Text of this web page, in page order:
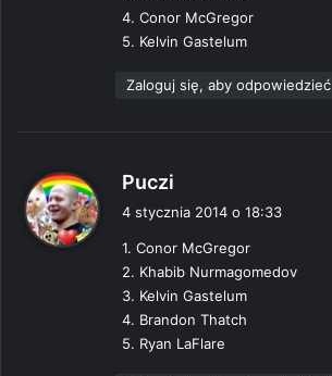
4. Conor McGregor
5. Kelvin Gastelum
Zaloguj się, aby odpowiedzieć
Puczi
z
e
:
4 stycznia 2014 o 18:33
1. Conor McGregor
2. Khabib Nurmagomedov
3. Kelvin Gastelum
4. Brandon Thatch
5. Ryan LaFlare